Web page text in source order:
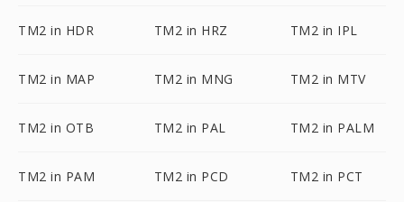
TM2 in HDR TM2 in HRZ TM2 in IPL
TM2 in MAP TM2 in MNG TM2 in MTV
TM2 in OTB TM2 in PAL TM2 in PALM
TM2 in PAM TM2 in PCD TM2 in PCT